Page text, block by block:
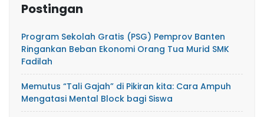
Postingan
Program Sekolah Gratis (PSG) Pemprov Banten
Ringankan Beban Ekonomi Orang Tua Murid SMK
Fadilah
Memutus “Tali Gajah” di Pikiran kita: Cara Ampuh
Mengatasi Mental Block bagi Siswa